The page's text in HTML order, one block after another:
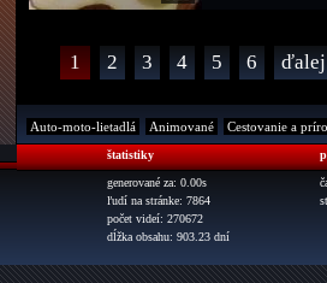
1 2 3 4 5 6 ďalej
Auto-moto-lietadlá Animované Cestovanie a
štatistiky
generované za: 0.00s
ľudí na stránke: 7864
počet videí: 270672
dĺžka obsahu: 903.23 dní